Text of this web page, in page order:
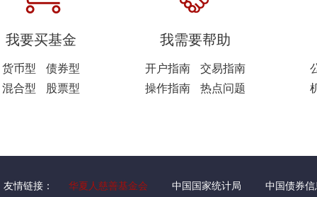
我要买基金
货币型
债券型
混合型
股票型
我需要帮助
开户指南
交易指南
操作指南
热点问题
友情链接： 华夏人慈善基金会 中国国家统计局 中国债券信